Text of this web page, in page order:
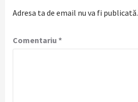
Adresa ta de email nu va fi publicată.
Comentariu *